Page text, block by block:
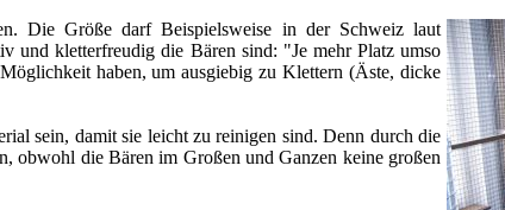
Die Größe darf Beispielsweise in der Schweiz laut
und kletterfreudig die Bären sind: "Je mehr Platz umso
haben, um ausgiebig zu Klettern (Äste, dicke
sein, damit sie leicht zu reinigen sind. Denn durch die
obwohl die Bären im Großen und Ganzen keine großen